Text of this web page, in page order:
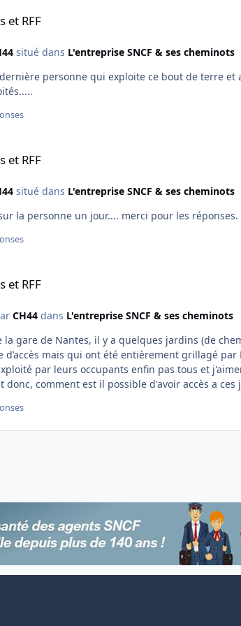
et RFF
situé dans L'entreprise SNCF & ses cheminots
personne qui exploite ce bout de terre
et RFF
situé dans L'entreprise SNCF & ses cheminots
Ok, bon j’espère tomber sur la personne un jour.... merci pour les réponses.
et RFF
CH44dans L'entreprise SNCF & ses cheminots
mais qui ont été entièrement grillagé par
par leurs occupants enfin pas tous et
donc, comment est il possible d'avoir accès a